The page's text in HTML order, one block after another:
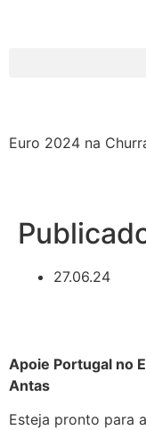
Euro 2024 na
27.06.24
Apoie Portugal no
Antas
Esteja pronto para